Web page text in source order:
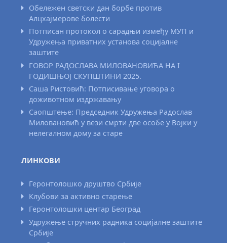
Обележен светски дан борбе против
Алцхајмерове болести
Потписан протокол о сарадњи између МУП и
Удружења приватних установа социјалне
заштите
ГОВОР РАДОСЛАВА МИЛОВАНОВИЋА НА I
ГОДИШЊОЈ СКУПШТИНИ 2025.
Саша Ристовић: Потписивање уговора о
доживотном издржавању
Саопштење: Председник Удружења Радослав
Миловановић у вези смрти две особе у Војки у
нелегалном дому за старе
ЛИНКОВИ
Геронтолошко друштво Србије
Клубови за активно старење
Геронтолошки центар Београд
Удружење стручних радника социјалне заштите
Србије